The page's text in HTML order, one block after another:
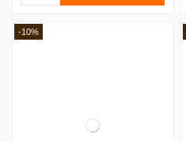
-10%